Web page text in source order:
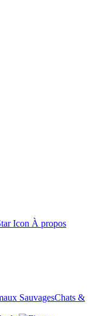
À propos
SauvagesChats &